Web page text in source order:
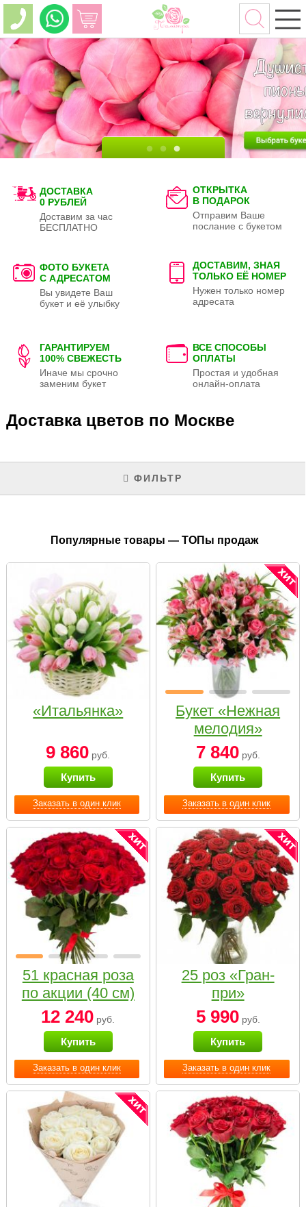
ДОСТАВКА
0 РУБЛЕЙ
Доставим за час
БЕСПЛАТНО
ОТКРЫТКА
В ПОДАРОК
Отправим Ваше
послание с букетом
ФОТО БУКЕТА
С АДРЕСАТОМ
Вы увидете Ваш
букет и её улыбку
ДОСТАВИМ, ЗНАЯ
ТОЛЬКО ЕЁ НОМЕР
Нужен только номер
адресата
ГАРАНТИРУЕМ
100% СВЕЖЕСТЬ
Иначе мы срочно
заменим букет
ВСЕ СПОСОБЫ
ОПЛАТЫ
Простая и удобная
онлайн-оплата
Доставка цветов по Москве
ФИЛЬТР
Популярные товары — ТОПы продаж
Заказать в один клик
«Итальянка»
9 860 руб.
Купить
Заказать в один клик
Букет «Нежная
мелодия»
7 840руб.
Купить
Заказать в один клик
51 красная роза
по акции (40 см)
12 240 руб.
Купить
Заказать в один клик
25 роз «Гран-
при»
5 990руб.
Купить